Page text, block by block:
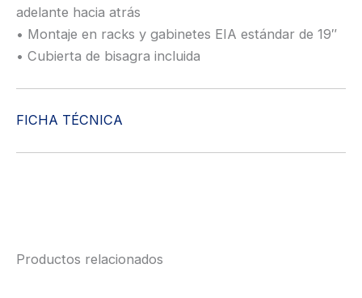
adelante hacia atrás
• Montaje en racks y gabinetes EIA estándar de 19″
• Cubierta de bisagra incluida
FICHA TÉCNICA
Productos relacionados